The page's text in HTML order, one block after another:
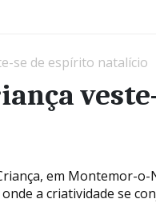
se de espírito natalício
em Montemor-
a criatividade se